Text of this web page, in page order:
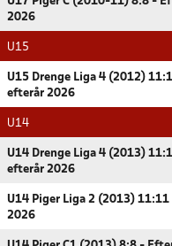
2026
U15
U15 Drenge Liga 4 (2012)
efterår 2026
U14
U14 Drenge Liga 4 (2013)
efterår 2026
U14 Piger Liga 2 (2013)
2026